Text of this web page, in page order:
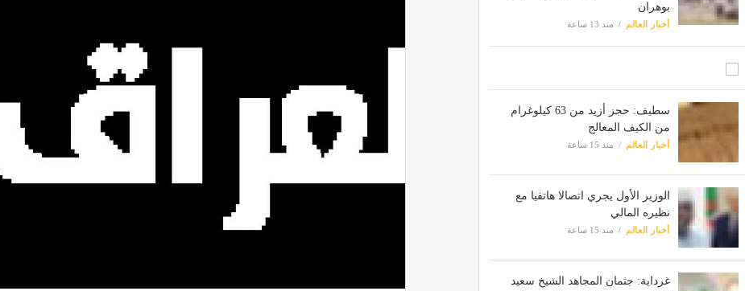
بوهران
أخبار العالم منذ 13 ساعة
سطيف: حجز أزيد من 63 كيلوغرام
من الكيف المعالج
أخبار العالم منذ 15 ساعة
الوزير الأول يجري اتصالا هاتفيا مع
نظيره المالي
أخبار العالم منذ 15 ساعة
غرداية: جثمان المجاهد الشيخ سعيد